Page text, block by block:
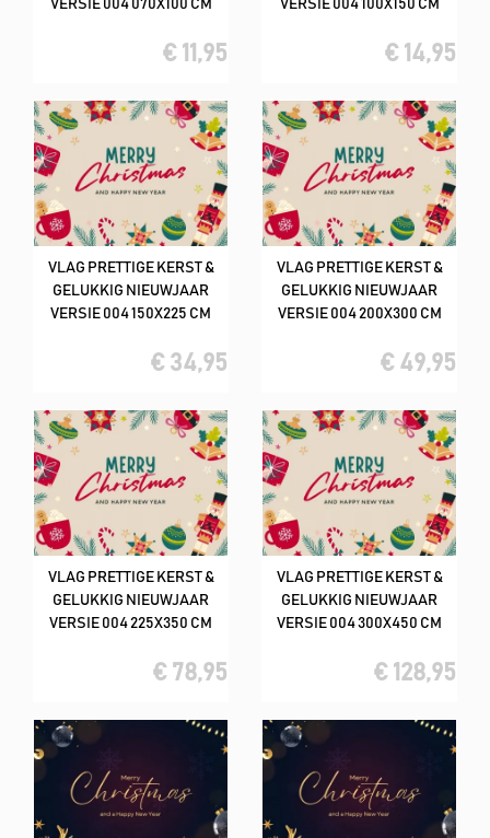
VERSIE 004 070X100 CM
€ 11,95
VERSIE 004 100X150 CM
€ 14,95
VLAG PRETTIGE KERST &
GELUKKIG NIEUWJAAR
VERSIE 004 150X225 CM
€ 34,95
VLAG PRETTIGE KERST &
GELUKKIG NIEUWJAAR
VERSIE 004 200X300 CM
€ 49,95
VLAG PRETTIGE KERST &
GELUKKIG NIEUWJAAR
VERSIE 004 225X350 CM
€ 78,95
VLAG PRETTIGE KERST &
GELUKKIG NIEUWJAAR
VERSIE 004 300X450 CM
€ 128,95